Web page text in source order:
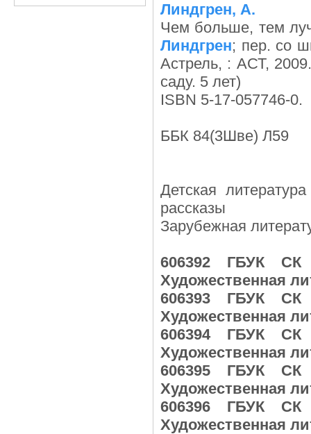
Линдгрен, А.
Чем больше, тем
Линдгрен; пер. со
Астрель, : АСТ,
саду. 5 лет)
ISBN 5-17-057746-0.
ББК 84(3Шве) Л59
Детская
рассказы
Зарубежная
606392 ГБУК
Художественная
606393 ГБУК
Художественная
606394 ГБУК
Художественная
606395 ГБУК
Художественная
606396 ГБУК
Художественная